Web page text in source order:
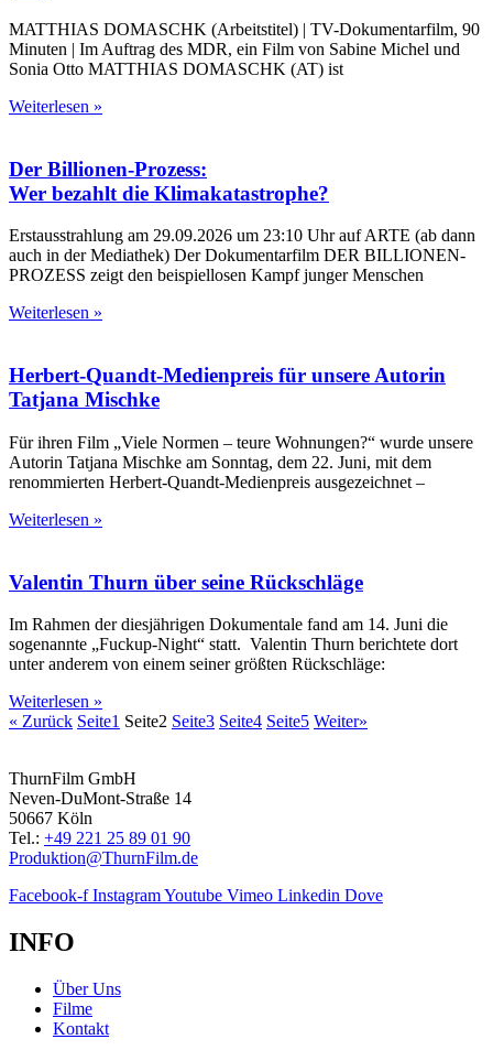
MATTHIAS DOMASCHK (Arbeitstitel) | TV-Dokumentarfilm, 90
Minuten | Im Auftrag des MDR, ein Film von Sabine Michel und
Sonia Otto MATTHIAS DOMASCHK (AT) ist
Weiterlesen »
Der Billionen-Prozess:
Wer bezahlt die Klimakatastrophe?
Erstausstrahlung am 29.09.2026 um 23:10 Uhr auf ARTE (ab dann
auch in der Mediathek) Der Dokumentarfilm DER BILLIONEN-
PROZESS zeigt den beispiellosen Kampf junger Menschen
Weiterlesen »
Herbert-Quandt-Medienpreis für unsere Autorin
Tatjana Mischke
Für ihren Film „Viele Normen – teure Wohnungen?“ wurde unsere
Autorin Tatjana Mischke am Sonntag, dem 22. Juni, mit dem
renommierten Herbert-Quandt-Medienpreis ausgezeichnet –
Weiterlesen »
Valentin Thurn über seine Rückschläge
Im Rahmen der diesjährigen Dokumentale fand am 14. Juni die
sogenannte „Fuckup-Night“ statt. Valentin Thurn berichtete dort
unter anderem von einem seiner größten Rückschläge:
Weiterlesen »
« Zurück Seite1 Seite2 Seite3 Seite4 Seite5 Weiter»
ThurnFilm GmbH
Neven-DuMont-Straße 14
50667 Köln
Tel.: +49 221 25 89 01 90
Produktion@ThurnFilm.de
Facebook-f InstagramYoutube Vimeo Linkedin Dove
INFO
Über Uns
Filme
Kontakt